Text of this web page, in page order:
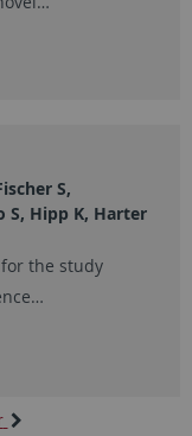
S,
S, Hipp K, Harter
the study